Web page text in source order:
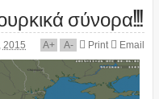
σύνορα!!!
2015 A+ A- Print Email